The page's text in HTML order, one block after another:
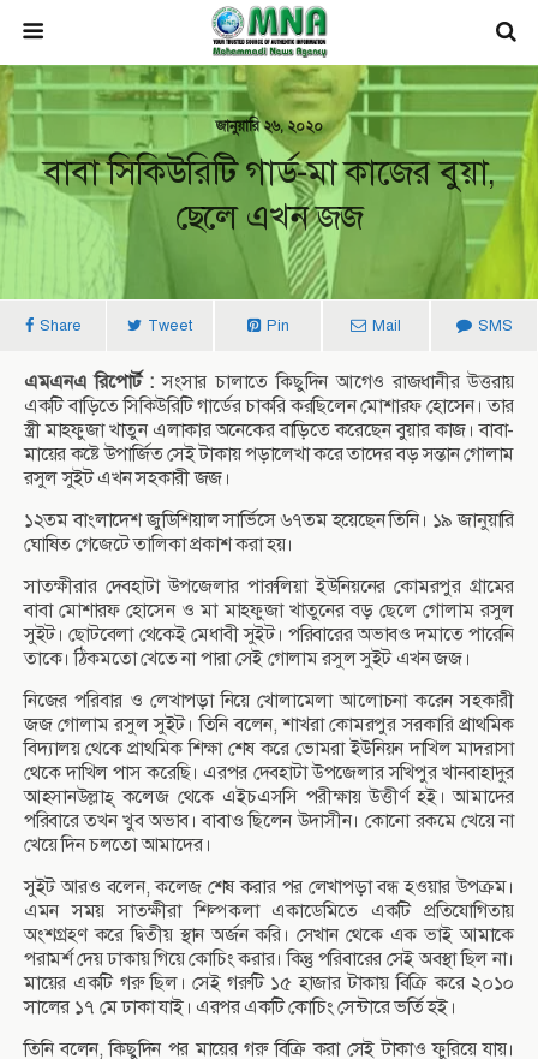
জানুয়ারি ২৬, ২০২০
বাবা সিকিউরিটি গার্ড-মা কাজের বুয়া,
ছেলে এখন জজ
Share Tweet Pin Mail SMS
এমএনএ রিপোর্ট : সংসার চালাতে কিছুদিন আগেও রাজধানীর উত্তরায়
একটি বাড়িতে সিকিউরিটি গার্ডের চাকরি করছিলেন মোশারফ হোসেন। তার
স্ত্রী মাহফুজা খাতুন এলাকার অনেকের বাড়িতে করেছেন বুয়ার কাজ। বাবা-
মায়ের কষ্টে উপার্জিত সেই টাকায় পড়ালেখা করে তাদের বড় সন্তান গোলাম
রসুল সুইট এখন সহকারী জজ।
১২তম বাংলাদেশ জুডিশিয়াল সার্ভিসে ৬৭তম হয়েছেন তিনি। ১৯ জানুয়ারি
ঘোষিত গেজেটে তালিকা প্রকাশ করা হয়।
সাতক্ষীরার দেবহাটা উপজেলার পারুলিয়া ইউনিয়নের কোমরপুর গ্রামের
বাবা মোশারফ হোসেন ও মা মাহফুজা খাতুনের বড় ছেলে গোলাম রসুল
সুইট। ছোটবেলা থেকেই মেধাবী সুইট। পরিবারের অভাবও দমাতে পারেনি
তাকে। ঠিকমতো খেতে না পারা সেই গোলাম রসুল সুইট এখন জজ।
নিজের পরিবার ও লেখাপড়া নিয়ে খোলামেলা আলোচনা করেন সহকারী
জজ গোলাম রসুল সুইট। তিনি বলেন, শাখরা কোমরপুর সরকারি প্রাথমিক
বিদ্যালয় থেকে প্রাথমিক শিক্ষা শেষ করে ভোমরা ইউনিয়ন দাখিল মাদরাসা
থেকে দাখিল পাস করেছি। এরপর দেবহাটা উপজেলার সখিপুর খানবাহাদুর
আহসানউল্লাহ্ কলেজ থেকে এইচএসসি পরীক্ষায় উত্তীর্ণ হই। আমাদের
পরিবারে তখন খুব অভাব। বাবাও ছিলেন উদাসীন। কোনো রকমে খেয়ে না
খেয়ে দিন চলতো আমাদের।
সুইট আরও বলেন, কলেজ শেষ করার পর লেখাপড়া বন্ধ হওয়ার উপক্রম।
এমন সময় সাতক্ষীরা শিল্পকলা একাডেমিতে একটি প্রতিযোগিতায়
অংশগ্রহণ করে দ্বিতীয় স্থান অর্জন করি। সেখান থেকে এক ভাই আমাকে
পরামর্শ দেয় ঢাকায় গিয়ে কোচিং করার। কিন্তু পরিবারের সেই অবস্থা ছিল না।
মায়ের একটি গরু ছিল। সেই গরুটি ১৫ হাজার টাকায় বিক্রি করে ২০১০
সালের ১৭ মে ঢাকা যাই। এরপর একটি কোচিং সেন্টারে ভর্তি হই।
তিনি বলেন, কিছুদিন পর মায়ের গরু বিক্রি করা সেই টাকাও ফুরিয়ে যায়।